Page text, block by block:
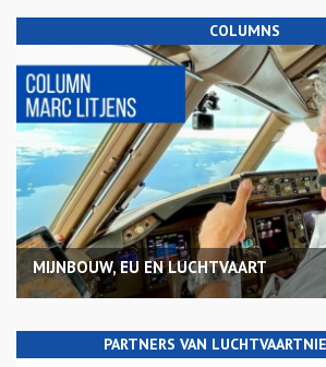
COLUMNS
MIJNBOUW, EU EN LUCHTVAART
PARTNERS VAN